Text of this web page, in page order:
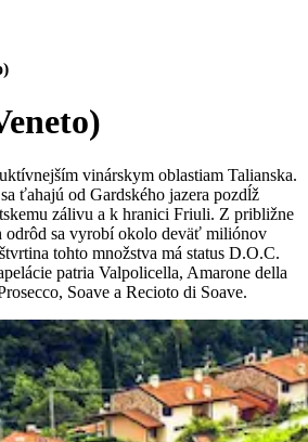
vinárskym oblastiam Talianska.
ťahajú od Gardského jazera pozdĺž
zálivu a k hranici Friuli. Z približne
odrôd sa vyrobí okolo deväť miliónov
tohto množstva má status D.O.C.
patria Valpolicella, Amarone della
Soave a Recioto di Soave.